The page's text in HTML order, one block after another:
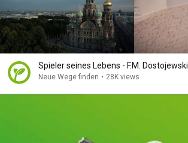
Spieler seines Lebens - F.M. Dostojewski
Neue Wege finden • 28K views